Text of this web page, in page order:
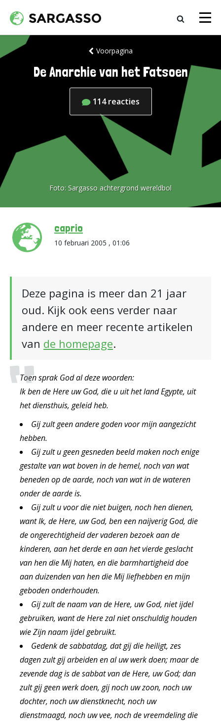
Voorpagina
De Anarchie van het Fatsoen
114 reacties
Foto: Sargasso achtergrond wereldbol
caprio
10 februari 2005 , 01:06
Deze pagina is meer dan 21 jaar
oud. Kijk ook eens verder naar
andere en meer recente artikelen
van de homepage.
Toen sprak God al deze woorden:
Ik ben de Here uw God, die u uit het land Egypte, uit
het diensthuis, geleid heb.
Gij zult geen andere goden voor mijn aangezicht
hebben.
Gij zult u geen gesneden beeld maken noch enige
gestalte van wat boven in de hemel, noch van wat
beneden op de aarde, noch van wat in de wateren
onder de aarde is.
Gij zult u voor die niet buigen, noch hen dienen,
want Ik, de Here, uw God, ben een naijverig God, die
de ongerechtigheid der vaderen bezoek aan de
kinderen, aan het derde en aan het vierde geslacht
van hen die Mij haten, en die barmhartigheid doe
aan duizenden van hen die Mij liefhebben en mijn
geboden onderhouden.
Gij zult de naam van de Here, uw God, niet ijdel
gebruiken, want de Here zal niet onschuldig houden
wie Zijn naam ijdel gebruikt.
Gedenk de sabbatdag, dat gij die heiligt, zes
dagen zult gij arbeiden en al uw werk doen; maar de
zevende dag is de sabbat van de Here, uw God; dan
zult gij geen werk doen, gij noch uw zoon, noch uw
dochter, noch uw dienstknecht, noch uw
dienstmaagd, noch uw vee, noch de vreemdeling die